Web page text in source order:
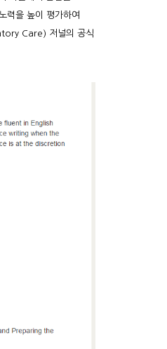
력을 높이 평가하여
Care) 저널의 공식